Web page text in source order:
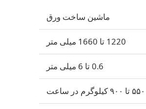
ماشین ساخت ورق
1220 تا 1660 میلی متر
0.6 تا 6 میلی متر
۵۵۰ تا ۹۰۰ کیلوگرم در ساعت